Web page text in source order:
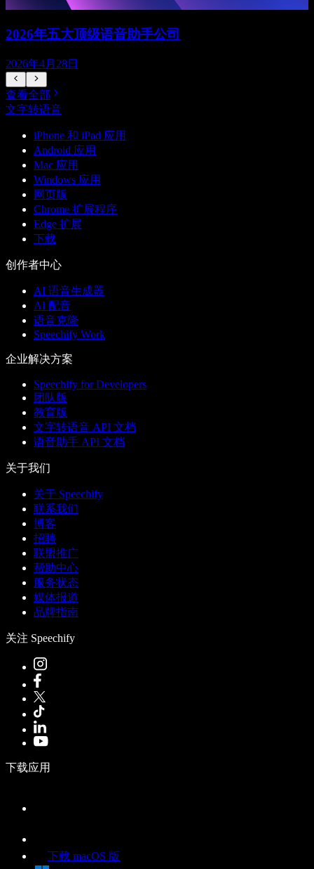
2026年五大顶级语音助手公司
2026年4月28日
查看全部
文字转语音
iPhone 和 iPad 应用
Android 应用
Mac 应用
Windows 应用
网页版
Chrome 扩展程序
Edge 扩展
下载
创作者中心
AI 语音生成器
AI 配音
语音克隆
Speechify Work
企业解决方案
Speechify for Developers
团队版
教育版
文字转语音 API 文档
语音助手 API 文档
关于我们
关于 Speechify
联系我们
博客
招聘
联盟推广
帮助中心
服务状态
媒体报道
品牌指南
关注 Speechify
下载应用
下载 macOS 版